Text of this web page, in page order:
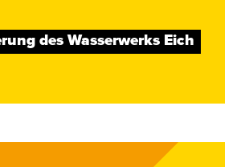
des Wasserwerks Eich